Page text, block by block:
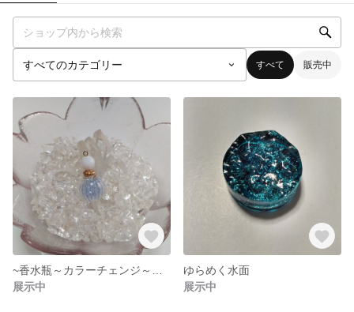
すべて 販売中
展示中
ゆらめく水面
展示中